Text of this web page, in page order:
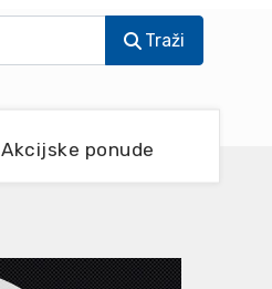
Traži
Akcijske ponude